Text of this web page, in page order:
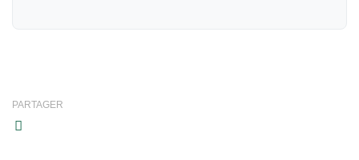
PARTAGER